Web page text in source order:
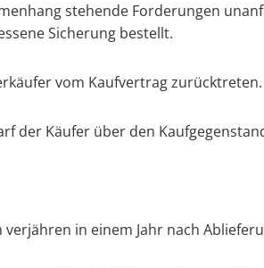
stehende Forderungen
Sicherung bestellt.
vom Kaufvertrag zurücktreten.
der Käufer über den
in einem Jahr nach